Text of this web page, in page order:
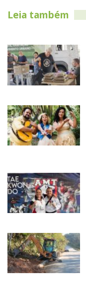
Leia também